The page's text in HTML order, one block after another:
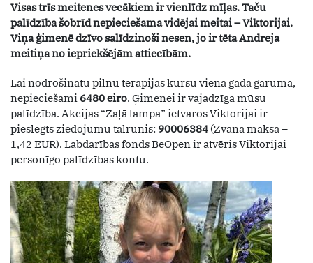
Visas trīs meitenes vecākiem ir vienlīdz mīļas. Taču
palīdzība šobrīd nepieciešama vidējai meitai – Viktorijai.
Viņa ģimenē dzīvo salīdzinoši nesen, jo ir tēta Andreja
meitiņa no iepriekšējām attiecībām.
Lai nodrošinātu pilnu terapijas kursu viena gada garumā,
nepieciešami 6480 eiro. Ģimenei ir vajadzīga mūsu
palīdzība. Akcijas “Zaļā lampa” ietvaros Viktorijai ir
pieslēgts ziedojumu tālrunis: 90006384 (Zvana maksa –
1,42 EUR). Labdarības fonds BeOpen ir atvēris Viktorijai
personīgo palīdzības kontu.